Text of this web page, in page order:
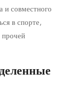
и совместного
в спорте,
прочей